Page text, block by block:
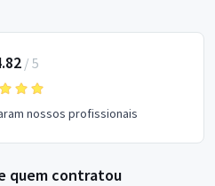
/ 5
nossos profissionais
quem contratou